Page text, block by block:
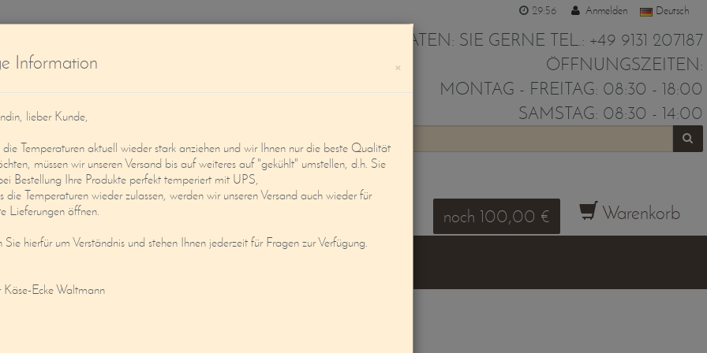
29:55 Anmelden Deutsch
WIR BERATEN: SIE GERNE TEL.: +49 9131 207187
ÖFFNUNGSZEITEN:
MONTAG - FREITAG: 08:30 - 18:00
SAMSTAG: 08:30 - 14:00
Service noch 100,00 € Warenkorb
Information ×
lieber Kunde,
Temperaturen aktuell wieder stark anziehen und wir Ihnen nur die beste Qualität
müssen wir unseren Versand bis auf weiteres auf "gekühlt" umstellen, d.h. Sie
Bestellung Ihre Produkte perfekt temperiert mit UPS,
die Temperaturen wieder zulassen, werden wir unseren Versand auch wieder für
Lieferungen öffnen.
hierfür um Verständnis und stehen Ihnen jederzeit für Fragen zur Verfügung.
Käse-Ecke Waltmann
IM HOLZCUP